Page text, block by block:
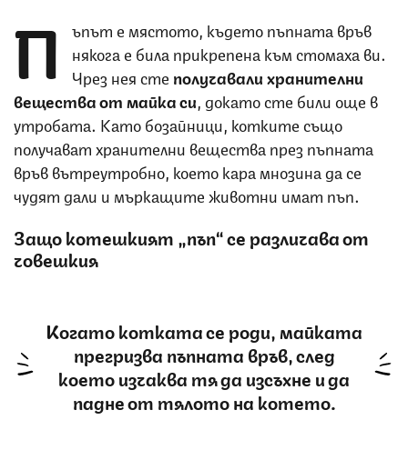
П
ъпът е мястото, където пъпната връв
някога е била прикрепена към стомаха ви.
Чрез нея сте получавали хранителни
вещества от майка си , докато сте били още в
утробата. Като бозайници, котките също
получават хранителни вещества през пъпната
връв вътреутробно, което кара мнозина да се
чудят дали и мъркащите животни имат пъп.
Защо котешкият „пъп“ се различава от
човешкия
Когато котката се роди, майката
прегризва пъпната връв, след
което изчаква тя да изсъхне и да
падне от тялото на котето.